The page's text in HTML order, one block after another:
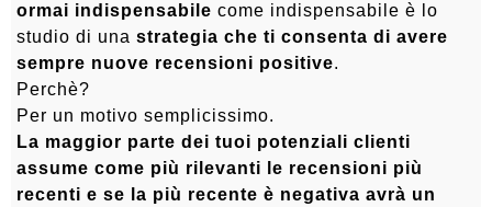
ormai indispensabile come indispensabile è lo
studio di una strategia che ti consenta di avere
sempre nuove recensioni positive.
Perchè?
Per un motivo semplicissimo.
La maggior parte dei tuoi potenziali clienti
assume come più rilevanti le recensioni più
recenti e se la più recente è negativa avrà un